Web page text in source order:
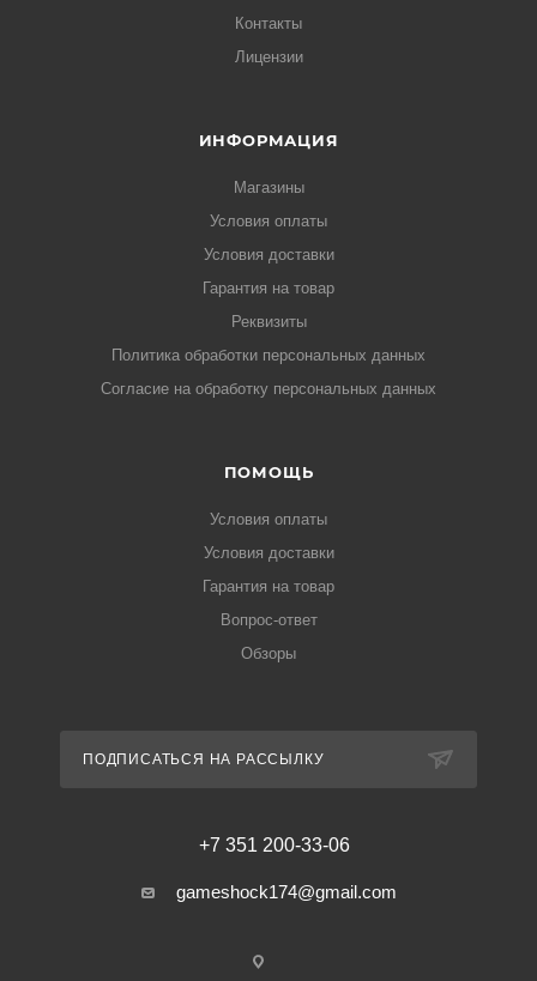
Контакты
Лицензии
ИНФОРМАЦИЯ
Магазины
Условия оплаты
Условия доставки
Гарантия на товар
Реквизиты
Политика обработки персональных данных
Согласие на обработку персональных данных
ПОМОЩЬ
Условия оплаты
Условия доставки
Гарантия на товар
Вопрос-ответ
Обзоры
ПОДПИСАТЬСЯ НА РАССЫЛКУ
+7 351 200-33-06
gameshock174@gmail.com